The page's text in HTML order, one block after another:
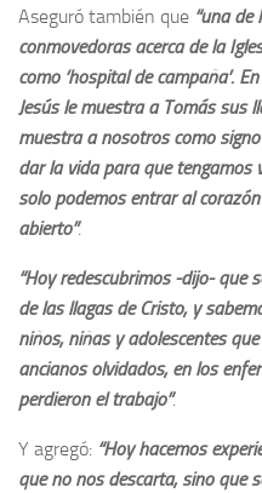
Aseguró también que “una de
conmovedoras acerca de la
como ‘hospital de campaña’.
Jesús le muestra a Tomás sus
muestra a nosotros como
dar la vida para que tengamos
solo podemos entrar al
abierto”.
“Hoy redescubrimos -dijo- que
de las llagas de Cristo, y
niños, niñas y adolescentes
ancianos olvidados, en los
perdieron el trabajo”.
Y agregó: “Hoy hacemos
que no nos descarta, sino que